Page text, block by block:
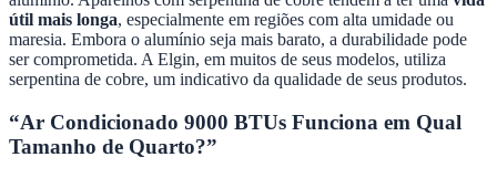
útil mais longa, especialmente em regiões com alta umidade ou
maresia. Embora o alumínio seja mais barato, a durabilidade pode
ser comprometida. A Elgin, em muitos de seus modelos, utiliza
serpentina de cobre, um indicativo da qualidade de seus produtos.
“Ar Condicionado 9000 BTUs Funciona em Qual
Tamanho de Quarto?”